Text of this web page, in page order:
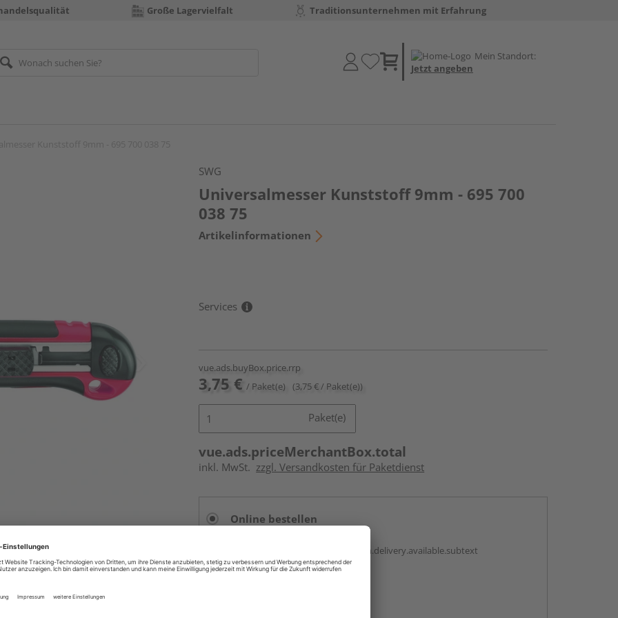
Große Lagervielfalt Traditionsunternehmen mit Erfahrung
Mein Standort:
Jetzt angeben
SWG
Universalmesser Kunststoff 9mm - 695 700
038 75
Artikelinformationen
Services
vue.ads.buyBox.price.rrp
3,75 € / Paket(e) (3,75 € / Paket(e))
Paket(e)
vue.ads.priceMerchantBox.total
inkl. MwSt. zzgl. Versandkosten für Paketdienst
Online bestellen
vue.ads.priceMerchantBox.option.delivery.available.subtext